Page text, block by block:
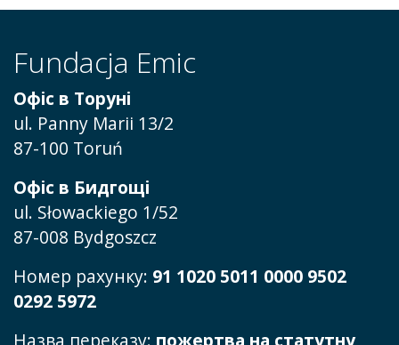
Fundacja Emic
Офіс в Торуні
ul. Panny Marii 13/2
87-100 Toruń
Офіс в Бидгощі
ul. Słowackiego 1/52
87-008 Bydgoszcz
Номер рахунку: 91 1020 5011 0000 9502
0292 5972
Назва переказу: пожертва на статутну